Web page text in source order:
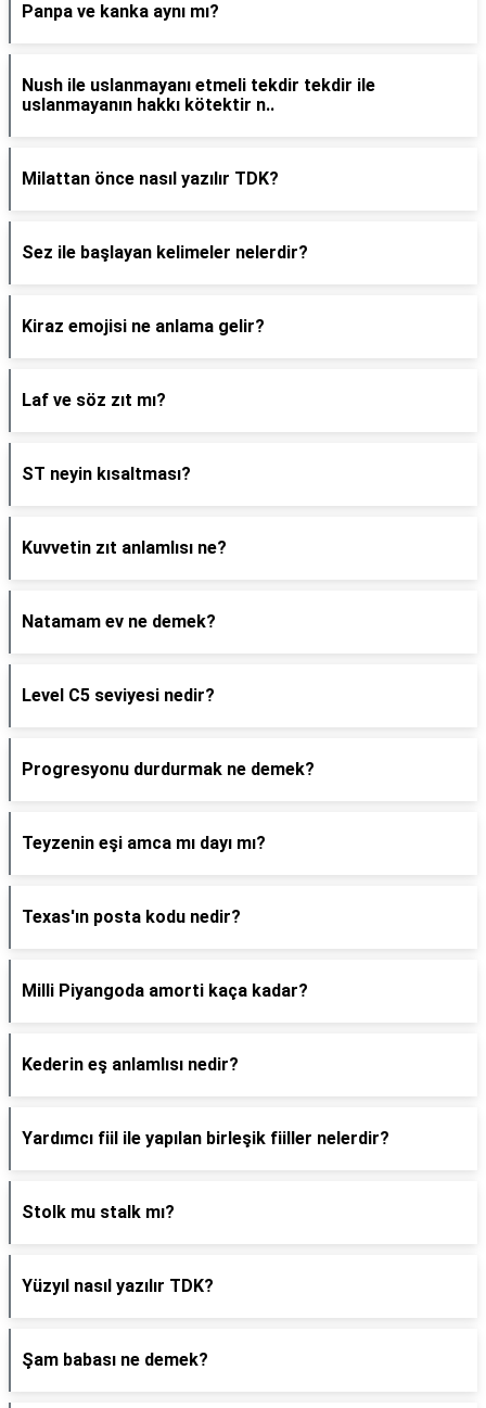
Panpa ve kanka aynı mı?
Nush ile uslanmayanı etmeli tekdir tekdir ile
uslanmayanın hakkı kötektir n..
Milattan önce nasıl yazılır TDK?
Sez ile başlayan kelimeler nelerdir?
Kiraz emojisi ne anlama gelir?
Laf ve söz zıt mı?
ST neyin kısaltması?
Kuvvetin zıt anlamlısı ne?
Natamam ev ne demek?
Level C5 seviyesi nedir?
Progresyonu durdurmak ne demek?
Teyzenin eşi amca mı dayı mı?
Texas'ın posta kodu nedir?
Milli Piyangoda amorti kaça kadar?
Kederin eş anlamlısı nedir?
Yardımcı fiil ile yapılan birleşik fiiller nelerdir?
Stolk mu stalk mı?
Yüzyıl nasıl yazılır TDK?
Şam babası ne demek?